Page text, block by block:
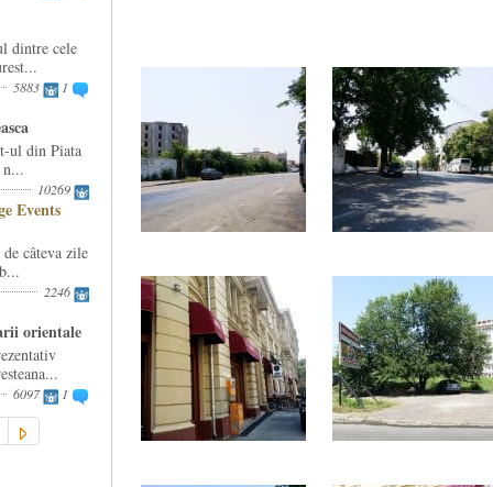
dintre cele
5883 1
ul din Piata
10269
Events
câteva zile
2246
orientale
6097 1